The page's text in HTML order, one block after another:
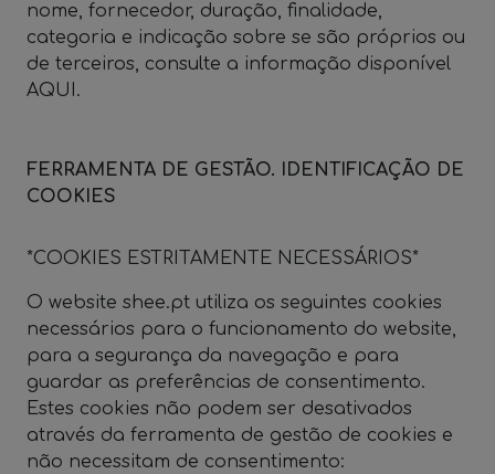
nome, fornecedor, duração, finalidade,
categoria e indicação sobre se são próprios ou
de terceiros, consulte a informação disponível
AQUI.
FERRAMENTA DE GESTÃO. IDENTIFICAÇÃO DE
COOKIES
*COOKIES ESTRITAMENTE NECESSÁRIOS*
O website shee.pt utiliza os seguintes cookies
necessários para o funcionamento do website,
para a segurança da navegação e para
guardar as preferências de consentimento.
Estes cookies não podem ser desativados
através da ferramenta de gestão de cookies e
não necessitam de consentimento: